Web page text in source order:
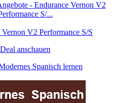
- Endurance Vernon V2
S/...
Deal anschauen
Spanisch lernen